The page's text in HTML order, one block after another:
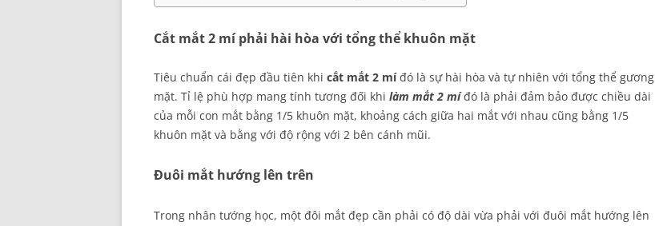
Cắt mắt 2 mí phải hài hòa với tổng thể khuôn mặt
Tiêu chuẩn cái đẹp đầu tiên khi cắt mắt 2 míđó là sự hài hòa và tự nhiên với tổng thể gương
mặt. Tỉ lệ phù hợp mang tính tương đối khi làm mắt 2 míđó là phải đảm bảo được chiều dài
của mỗi con mắt bằng 1/5 khuôn mặt, khoảng cách giữa hai mắt với nhau cũng bằng 1/5
khuôn mặt và bằng với độ rộng với 2 bên cánh mũi.
Đuôi mắt hướng lên trên
Trong nhân tướng học, một đôi mắt đẹp cần phải có độ dài vừa phải với đuôi mắt hướng lên